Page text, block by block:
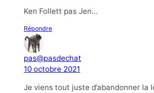
Ken Follett pas Jen…
Répondre
pas@pasdechat
10 octobre 2021
Je viens tout juste d’abandonner la